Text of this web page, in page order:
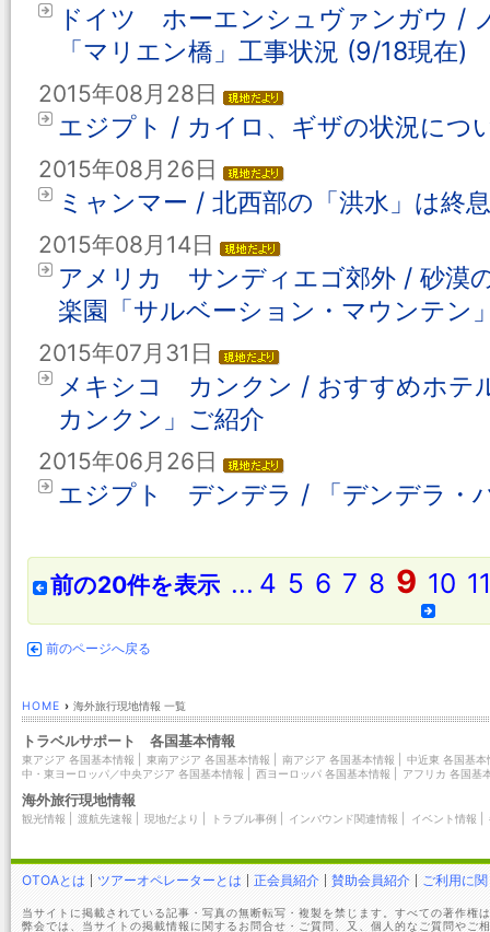
ドイツ ホーエンシュヴァンガウ /
「マリエン橋」工事状況 (9/18現在)
2015年08月28日
エジプト / カイロ、ギザの状況につ
2015年08月26日
ミャンマー / 北西部の「洪水」は終息
2015年08月14日
アメリカ サンディエゴ郊外 / 砂漠
楽園「サルベーション・マウンテン
2015年07月31日
メキシコ カンクン / おすすめホテ
カンクン」ご紹介
2015年06月26日
エジプト デンデラ / 「デンデラ・
前の20件を表示 ... 4 5 6 7 8 9 10 11
前のページへ戻る
HOME › 海外旅行現地情報 一覧
トラベルサポート 各国基本情報
東アジア 各国基本情報 東南アジア 各国基本情報 南アジア 各国基本情報
中近東 各国基本
中・東ヨーロッパ／中央アジア 各国基本情報
西ヨーロッパ 各国基本情報 アフリカ 各国基
海外旅行現地情報
観光情報 渡航先速報 現地だより トラブル事例 インバウンド関連情報 イベント情報
OTOAとは ツアーオペレーターとは 正会員紹介 賛助会員紹介 ご利用に
当サイトに掲載されている記事・写真の無断転写・複製を禁じます。すべての著作権
弊会では、当サイトの掲載情報に関するお問合せ・ご質問、又、個人的なご質問やご